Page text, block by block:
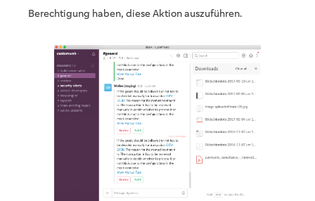
Berechtigung haben, diese Aktion auszuführen.